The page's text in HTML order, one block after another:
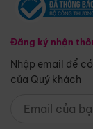
Đăng ký nhận
Nhập email để
của Quý khách